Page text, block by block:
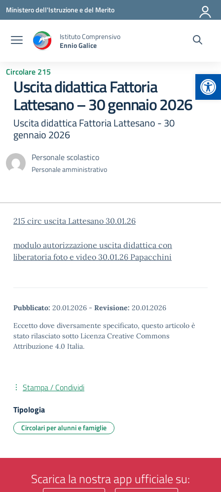
Vai ai contenuti
Vai al menu di navigazione
Vai al footer
Ministero dell'Istruzione e del Merito
Istituto Comprensivo
Ennio Galice
Circolare 215
Uscita didattica Fattoria
Lattesano – 30 gennaio 2026
Uscita didattica Fattoria Lattesano - 30
gennaio 2026
Personale scolastico
Personale amministrativo
215 circ uscita Lattesano 30.01.26
modulo autorizzazione uscita didattica con
liberatoria foto e video 30.01.26 Papacchini
Pubblicato: 20.01.2026 - Revisione: 20.01.2026
Eccetto dove diversamente specificato, questo articolo è
stato rilasciato sotto Licenza Creative Commons
Attribuzione 4.0 Italia.
Stampa / Condividi
Tipologia
Circolari per alunni e famiglie
Scarica la nostra app ufficiale su: